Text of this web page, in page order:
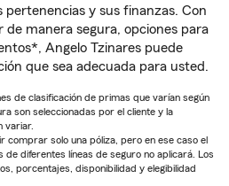
pertenencias y sus finanzas. Con
de manera segura, opciones para
Angelo Tzinares puede
que sea adecuada para usted.
de clasificación de primas que varían según
son seleccionadas por el cliente y la
variar.
comprar solo una póliza, pero en ese caso el
diferentes líneas de seguro no aplicará. Los
porcentajes, disponibilidad y elegibilidad